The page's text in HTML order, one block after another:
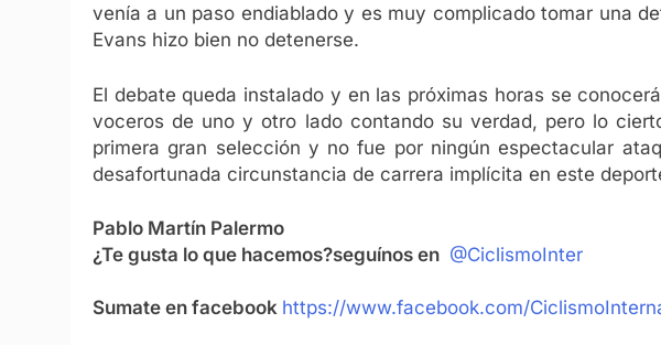
venía a un paso endiablado y es muy complicado tomar una
Evans hizo bien no detenerse.
El debate queda instalado y en las próximas horas se
voceros de uno y otro lado contando su verdad, pero lo
primera gran selección y no fue por ningún espectacular
desafortunada circunstancia de carrera implícita en este
Pablo Martín Palermo
¿Te gusta lo que hacemos?seguínos en @CiclismoInter
Sumate en facebook https://www.facebook.com/